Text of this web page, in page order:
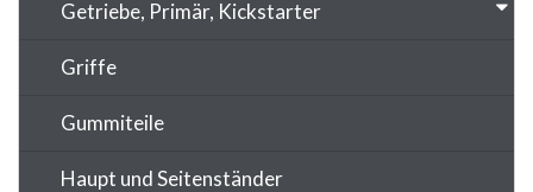
Getriebe, Primär, Kickstarter
Griffe
Gummiteile
Haupt und Seitenständer